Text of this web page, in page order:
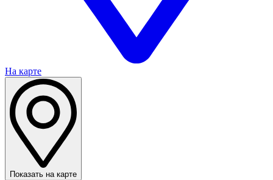
На карте
Показать на карте